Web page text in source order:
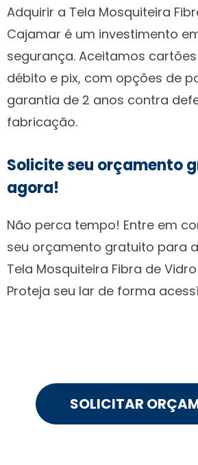
Adquirir a Tela Mosquiteira
Cajamar é um investimento
segurança. Aceitamos
débito e pix, com opções de
garantia de 2 anos contra
fabricação.
Solicite seu orçamento
agora!
Não perca tempo! Entre em
seu orçamento gratuito para
Tela Mosquiteira Fibra de
Proteja seu lar de forma
SOLICITAR